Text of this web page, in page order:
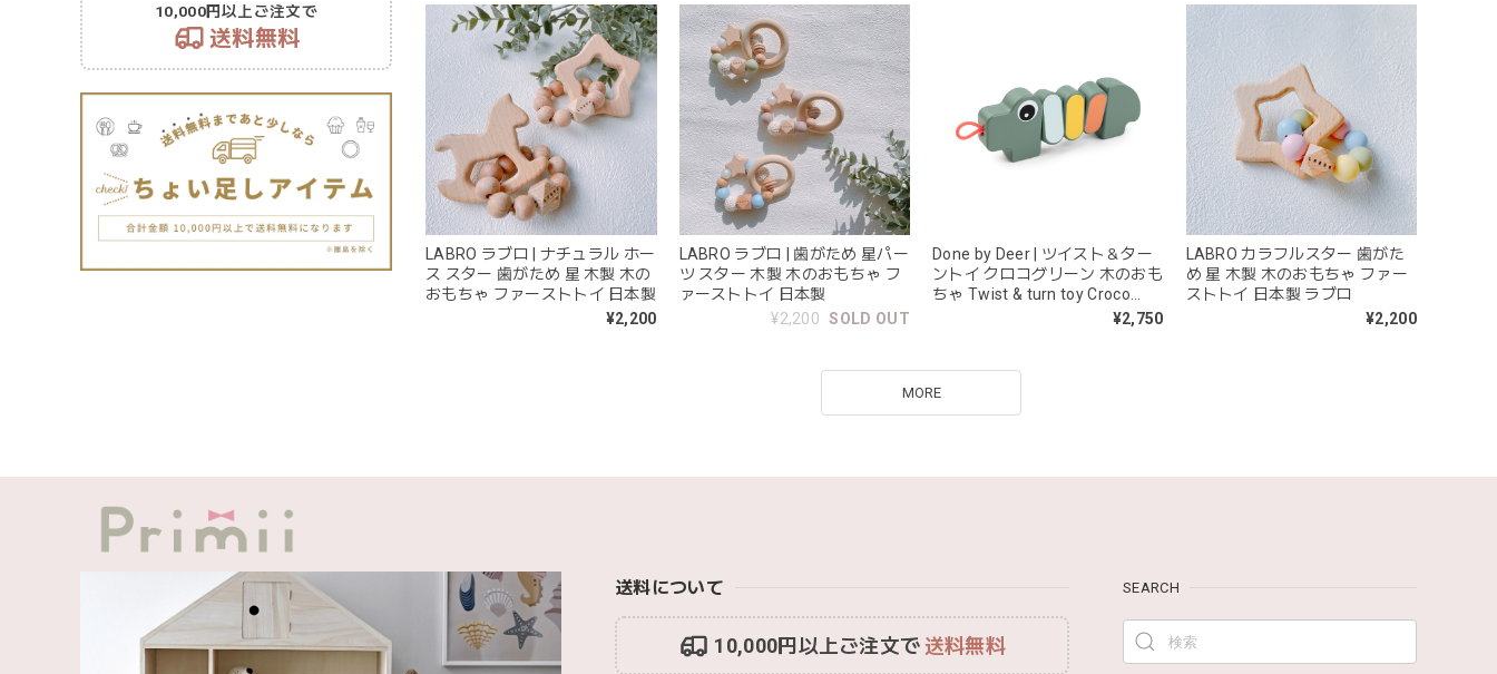
10,000円以上ご注文で
送料無料
LABRO ラブロ | ナチュラル ホー
ス スター 歯がため 星 木製 木の
おもちゃ ファーストトイ 日本製
¥2,200
LABRO ラブロ | 歯がため 星パー
ツ スター 木製 木のおもちゃ フ
ァーストトイ 日本製
¥2,200 SOLD OUT
Done by Deer | ツイスト＆ター
ントイ クロコグリーン 木のおも
ちゃ Twist & turn toy Croco
¥2,750
LABRO カラフルスター 歯がた
め 星 木製 木のおもちゃ ファー
ストトイ 日本製 ラブロ
¥2,200
MORE
送料について
10,000円以上ご注文で 送料無料
SEARCH